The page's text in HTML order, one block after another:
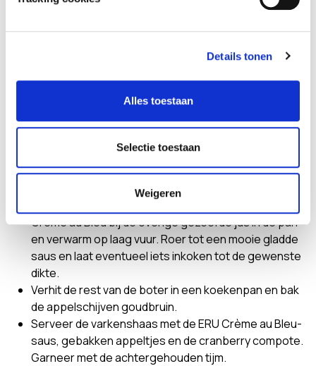
Details tonen
Alles toestaan
Selectie toestaan
Weigeren
gebakken varkenshaas. Dek de varkenshaas af met
aluminiumfolie en laat nog 5-10 minuten rusten.
Meng de maïzena met een klein beetje water tot een
glad papje en voeg een klein beetje van de gezeefde
Verwarm ERU Crème au Bleu circa 30 seconden in de
magnetron in een bakje dat hiervoor bestemd is en
Crème au Bleu bij de overige gezeefde jus in de pan
en verwarm op laag vuur. Roer tot een mooie gladde
saus en laat eventueel iets inkoken tot de gewenste
dikte.
Verhit de rest van de boter in een koekenpan en bak
de appelschijven goudbruin.
Serveer de varkenshaas met de ERU Crème au Bleu-
saus, gebakken appeltjes en de cranberry compote.
Garneer met de achtergehouden tijm.